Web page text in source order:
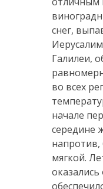
снег,
Галилеи,
во всех
начале
середине
напротив,
мягкой.